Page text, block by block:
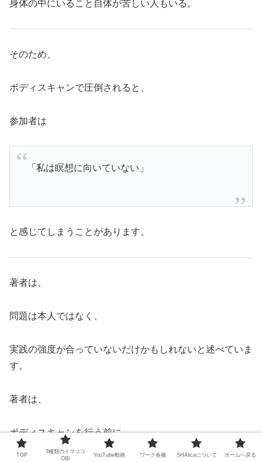
身体の中にいること自体が苦しい人もいる。
そのため、
ボディスキャンで圧倒されると、
参加者は
「私は瞑想に向いていない」
と感じてしまうことがあります。
著者は、
問題は本人ではなく、
実践の強度が合っていないだけかもしれないと述べていま
す。
著者は、
ボディスキャンを行う前に
TOP
3種類のイマココ
OBI
YouTube動画 ワーク各種 SHAlicaについて ホームへ戻る